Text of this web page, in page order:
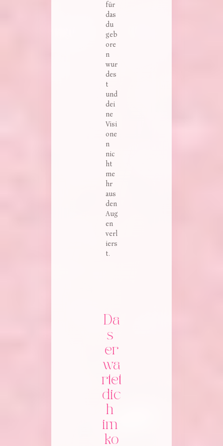
für
das
du
geb
ore
n
wur
des
t
und
dei
ne
Visi
one
n
nic
ht
me
hr
aus
den
Aug
en
verl
iers
t.
Da
s
er
wa
rtet
dic
h
im
ko